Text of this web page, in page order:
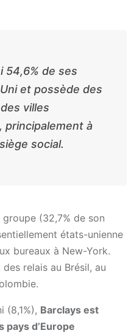
54,6% de ses
et possède des
villes
principalement à
social.
groupe (32,7% de son
états-unienne
bureaux à New-York.
relais au Brésil, au
(8,1%), Barclays est
pays d’Europe